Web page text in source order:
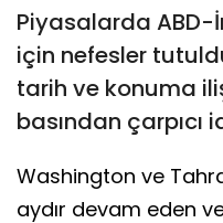
Piyasalarda ABD-
için nefesler
tarih ve konuma
basından çarpıcı
Washington ve
aydır devam eden